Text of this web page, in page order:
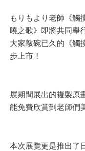
もりもより老師《觸
曉之歌》即將共同舉
大家敲碗已久的《觸
步上市！
展期間展出的複製原
能免費欣賞到老師們
本次展覽更是推出了